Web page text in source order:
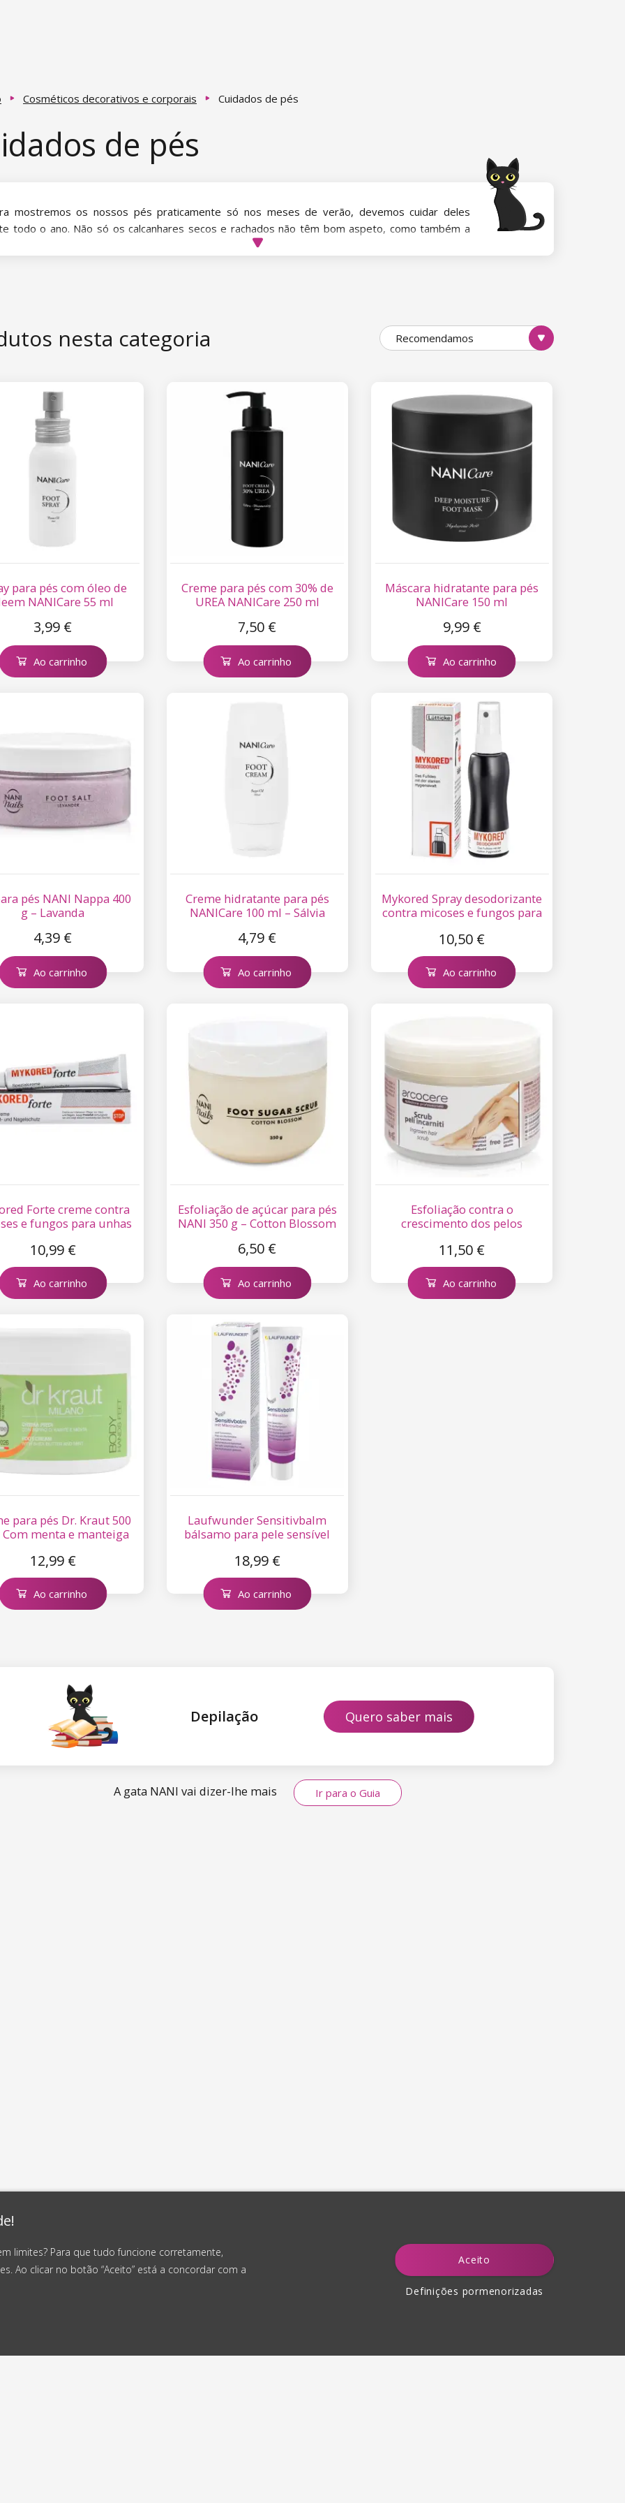
limites? Para que tudo funcione corretamente,
Ao clicar no botão “Aceito” está a concordar com a
Aceito
Definições pormenorizadas
Cosméticos decorativos e corporais Cuidados de pés
de pés
mostremos os nossos pés praticamente só nos meses de verão, devemos cuidar deles
todo o ano. Não só os calcanhares secos e rachados não têm bom aspeto, como também a
e rachada pode causar frequentemente dores.
nesta categoria Recomendamos
para pés com óleo de
NANICare 55 ml
3,99 €
Ao carrinho
Creme para pés com 30% de
UREA NANICare 250 ml
7,50 €
Ao carrinho
Máscara hidratante para pés
NANICare 150 ml
9,99 €
Ao carrinho
pés NANI Nappa 400
g – Lavanda
4,39 €
Ao carrinho
Creme hidratante para pés
NANICare 100 ml – Sálvia
4,79 €
Ao carrinho
Mykored Spray desodorizante
contra micoses e fungos para
10,50 €
Ao carrinho
Forte creme contra
e fungos para unhas
10,99 €
Ao carrinho
Esfoliação de açúcar para pés
NANI 350 g – Cotton Blossom
6,50 €
Ao carrinho
Esfoliação contra o
crescimento dos pelos
11,50 €
Ao carrinho
para pés Dr. Kraut 500
menta e manteiga
12,99 €
Ao carrinho
Laufwunder Sensitivbalm
bálsamo para pele sensível
18,99 €
Ao carrinho
Depilação Quero saber mais
A gata NANI vai dizer-lhe mais Ir para o Guia